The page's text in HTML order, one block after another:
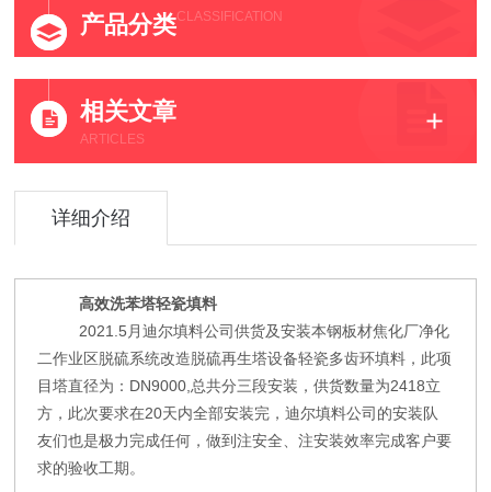
产品分类CLASSIFICATION
相关文章
ARTICLES
详细介绍
高效洗苯塔轻瓷填料
2021.5月迪尔填料公司供货及安装本钢板材焦化厂净化
二作业区脱硫系统改造脱硫再生塔设备轻瓷多齿环填料，此项
目塔直径为： DN9000, 总共分三段安装，供货数量为2418立
方，此次要求在20天内全部安装完，迪尔填料公司的安装队
友们也是极力完成任何，做到注安全、注安装效率完成客户要
求的验收工期。